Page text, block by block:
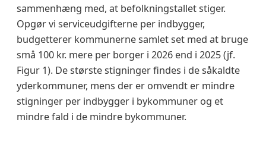
sammenhæng med, at befolkningstallet stiger.
Opgør vi serviceudgifterne per indbygger,
budgetterer kommunerne samlet set med at bruge
små 100 kr. mere per borger i 2026 end i 2025 (jf.
Figur 1). De største stigninger findes i de såkaldte
yderkommuner, mens der er omvendt er mindre
stigninger per indbygger i bykommuner og et
mindre fald i de mindre bykommuner.